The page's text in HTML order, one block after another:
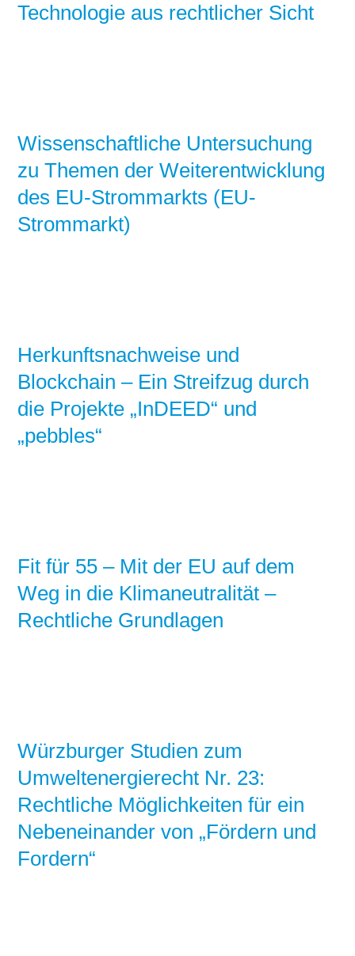
Technologie aus rechtlicher Sicht
Wissenschaftliche Untersuchung
zu Themen der Weiterentwicklung
des EU-Strommarkts (EU-
Strommarkt)
Herkunftsnachweise und
Blockchain – Ein Streifzug durch
die Projekte „InDEED“ und
„pebbles“
Fit für 55 – Mit der EU auf dem
Weg in die Klimaneutralität –
Rechtliche Grundlagen
Würzburger Studien zum
Umweltenergierecht Nr. 23:
Rechtliche Möglichkeiten für ein
Nebeneinander von „Fördern und
Fordern“